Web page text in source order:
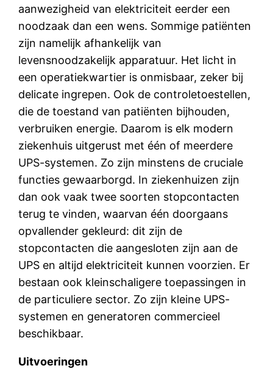
aanwezigheid van elektriciteit eerder een
noodzaak dan een wens. Sommige patiënten
zijn namelijk afhankelijk van
levensnoodzakelijk apparatuur. Het licht in
een operatiekwartier is onmisbaar, zeker bij
delicate ingrepen. Ook de controletoestellen,
die de toestand van patiënten bijhouden,
verbruiken energie. Daarom is elk modern
ziekenhuis uitgerust met één of meerdere
UPS-systemen. Zo zijn minstens de cruciale
functies gewaarborgd. In ziekenhuizen zijn
dan ook vaak twee soorten stopcontacten
terug te vinden, waarvan één doorgaans
opvallender gekleurd: dit zijn de
stopcontacten die aangesloten zijn aan de
UPS en altijd elektriciteit kunnen voorzien. Er
bestaan ook kleinschaligere toepassingen in
de particuliere sector. Zo zijn kleine UPS-
systemen en generatoren commercieel
beschikbaar.
Uitvoeringen